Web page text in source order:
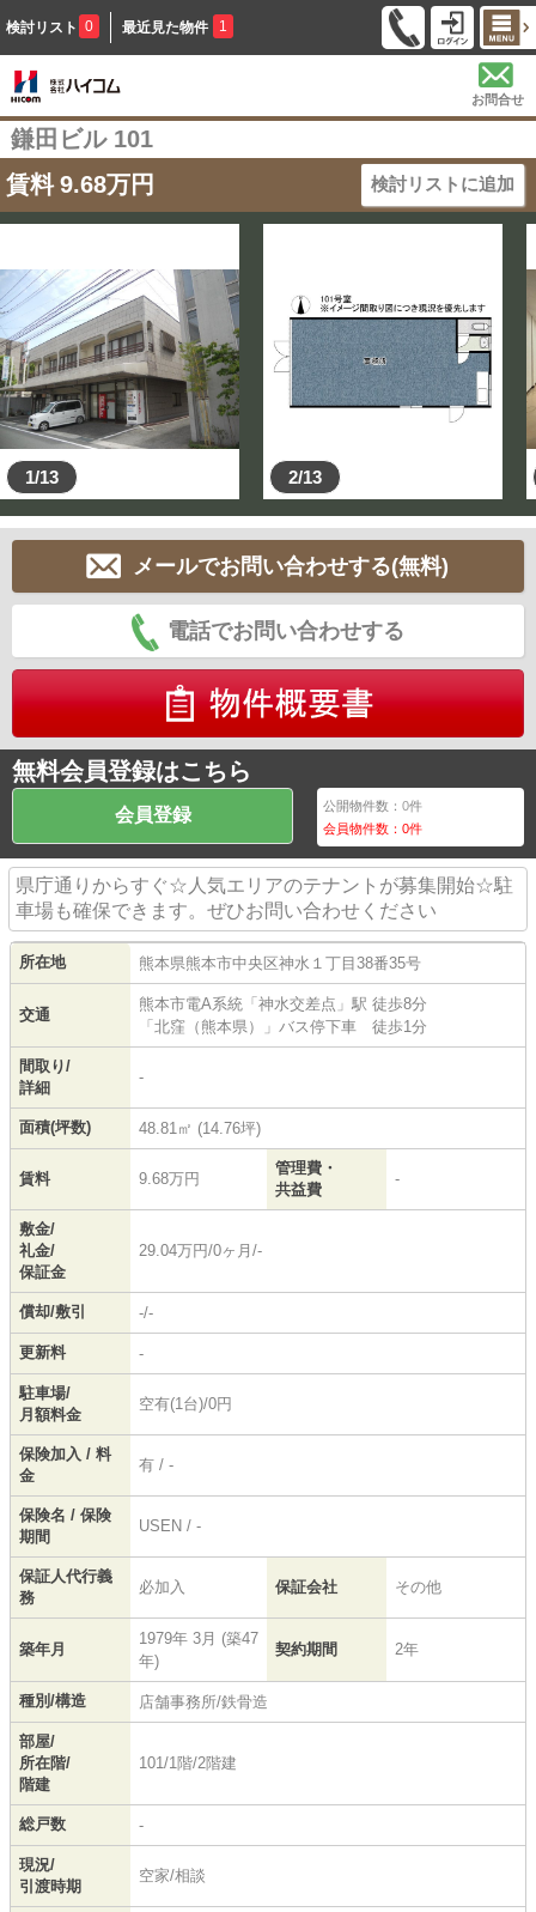
検討リスト 0 最近見た物件 1
お問合せ
鎌田ビル 101
賃料 9.68万円 検討リストに追加
1/13 2/13
メールでお問い合わせする(無料)
電話でお問い合わせする
無料会員登録はこちら
会員登録 公開物件数：0件
会員物件数：0件
県庁通りからすぐ☆人気エリアのテナントが募集開始☆駐
車場も確保できます。ぜひお問い合わせください
所在地 熊本県熊本市中央区神水 １丁目38番35号
交通
熊本市電A系統 「神水交差点 」駅 徒歩8分
「北窪（熊本県）」バス停下車 徒歩1分
間取り/
詳細
-
面積(坪数) 48.81㎡ (14.76坪)
賃料 9.68万円
管理費・
共益費
-
敷金/
礼金/
保証金
29.04万円/0ヶ月/-
償却/敷引 -/-
更新料 -
駐車場/
月額料金
空有(1台)/0円
保険加入 / 料
金
有 / -
保険名 / 保険
期間
USEN / -
保証人代行義
務
必加入 保証会社 その他
築年月
1979年 3月 (築47
年)
契約期間 2年
種別/構造 店舗事務所/鉄骨造
部屋/
所在階/
階建
101/1階/2階建
総戸数 -
現況/
引渡時期
空家/相談